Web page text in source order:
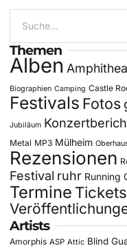
Themen
Alben
Biographien Camping Castle
Festivals Fotos
Jubiläum
Metal MP3 Mülheim
Rezensionen
Festival ruhr Running
Termine Tickets
Artists
Amorphis ASP Attic Blind